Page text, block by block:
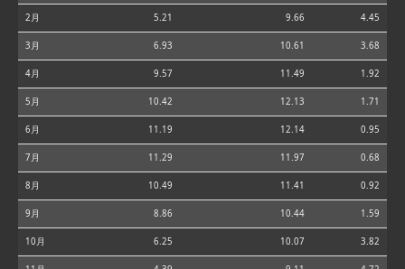
2月 5.21 9.66 4.45
3月 6.93 10.61 3.68
4月 9.57 11.49 1.92
5月 10.42 12.13 1.71
6月 11.19 12.14 0.95
7月 11.29 11.97 0.68
8月 10.49 11.41 0.92
9月 8.86 10.44 1.59
10月 6.25 10.07 3.82